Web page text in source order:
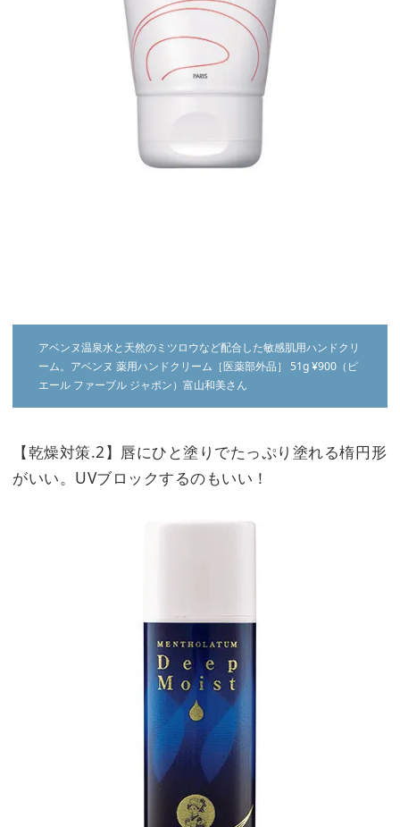
アベンヌ温泉水と天然のミツロウなど配合した敏感肌用ハンドクリ
ーム。アベンヌ 薬用ハンドクリーム［医薬部外品］ 51g ¥900（ピ
エール ファーブル ジャポン）富山和美さん
【乾燥対策.2】唇にひと塗りでたっぷり塗れる楕円形
がいい。UVブロックするのもいい！